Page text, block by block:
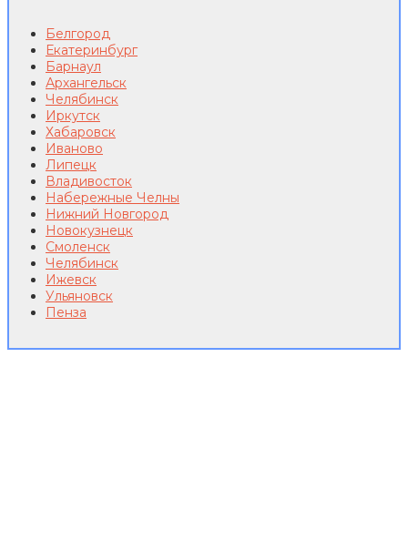
Белгород
Екатеринбург
Барнаул
Архангельск
Челябинск
Иркутск
Хабаровск
Иваново
Липецк
Владивосток
Набережные Челны
Нижний Новгород
Новокузнецк
Смоленск
Челябинск
Ижевск
Ульяновск
Пенза